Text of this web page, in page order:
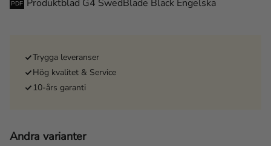
Produktblad G4 SwedBlade Black Engelska
Trygga leveranser
Hög kvalitet & Service
10-års garanti
Andra varianter